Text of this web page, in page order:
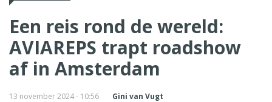
Een reis rond de wereld:
AVIAREPS trapt roadshow
af in Amsterdam
13 november 2024 - 10:56 Gini van Vugt